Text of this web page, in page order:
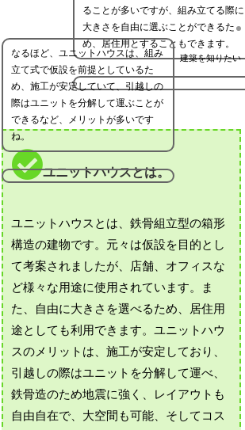
ることが多いですが、組み立てる際に
大きさを自由に選ぶことができるた
め、居住用とすることもできます。
建築を知りたい
なるほど、ユニットハウスは、組み
立て式で仮設を前提としているた
め、施工が安定していて、引越しの
際はユニットを分解して運ぶことが
できるなど、メリットが多いです
ね。
ユニットハウスとは。
ユニットハウスとは、鉄骨組立型の箱形
構造の建物です。元々は仮設を目的とし
て考案されましたが、店舗、オフィスな
ど様々な用途に使用されています。ま
た、自由に大きさを選べるため、居住用
途としても利用できます。ユニットハウ
スのメリットは、施工が安定しており、
引越しの際はユニットを分解して運べ、
鉄骨造のため地震に強く、レイアウトも
自由自在で、大空間も可能、そしてコス